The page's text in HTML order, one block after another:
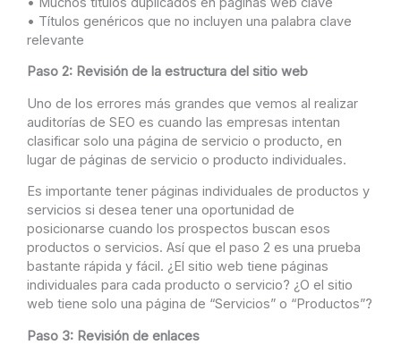
• Títulos genéricos que no incluyen una palabra clave
relevante
Paso 2: Revisión de la estructura del sitio web
Uno de los errores más grandes que vemos al realizar
auditorías de SEO es cuando las empresas intentan
clasificar solo una página de servicio o producto, en
lugar de páginas de servicio o producto individuales.
Es importante tener páginas individuales de productos y
servicios si desea tener una oportunidad de
posicionarse cuando los prospectos buscan esos
productos o servicios. Así que el paso 2 es una prueba
bastante rápida y fácil. ¿El sitio web tiene páginas
individuales para cada producto o servicio? ¿O el sitio
web tiene solo una página de “Servicios” o “Productos”?
Paso 3: Revisión de enlaces